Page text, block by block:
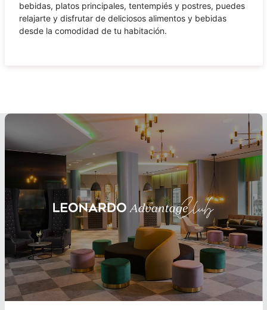
bebidas, platos principales, tentempiés y postres, puedes
relajarte y disfrutar de deliciosos alimentos y bebidas
desde la comodidad de tu habitación.